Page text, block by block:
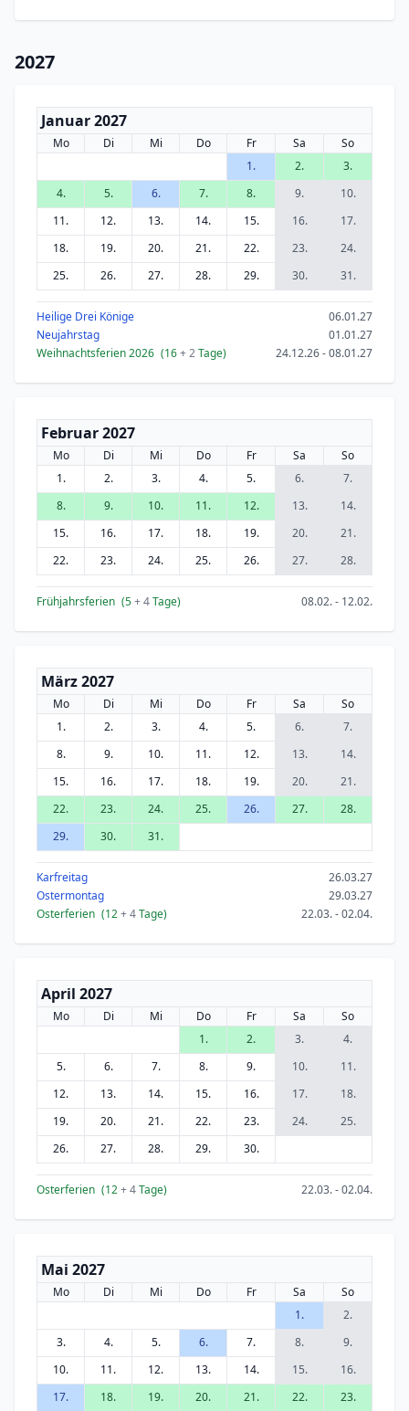
2027
Januar 2027
Mo Di Mi Do Fr Sa
So
1.
2.
3.
4.
5. 6. 7. 8. 9.
10.
11.
12. 13. 14. 15. 16.
17.
18.
19. 20. 21. 22. 23.
24.
25.
26. 27. 28. 29. 30. 31.
Heilige Drei Könige
06.01.27
Neujahrstag
01.01.27
Weihnachtsferien 2026 (16+ 2Tage) 24.12.26 - 08.01.27
Februar 2027
Mo Di Mi Do Fr Sa
So
1.
2. 3. 4. 5. 6.
7.
8.
9. 10. 11. 12. 13.
14.
15.
16. 17. 18. 19. 20.
21.
22.
23. 24. 25. 26. 27. 28.
Frühjahrsferien (5+ 4Tage) 08.02. - 12.02.
März 2027
Mo Di Mi Do Fr Sa
So
1.
2. 3. 4. 5. 6.
7.
8.
9. 10. 11. 12. 13.
14.
15.
16. 17. 18. 19. 20.
21.
22.
23. 24. 25. 26. 27.
28.
29.
30. 31.
Karfreitag
26.03.27
Ostermontag
29.03.27
Osterferien (12+ 4Tage) 22.03. - 02.04.
April 2027
Mo Di Mi Do Fr Sa
So
1.
2. 3.
4.
5.
6. 7. 8. 9. 10.
11.
12.
13. 14. 15. 16. 17.
18.
19.
20. 21. 22. 23. 24.
25.
26.
27. 28. 29. 30.
Osterferien (12+ 4Tage) 22.03. - 02.04.
Mai 2027
Mo Di Mi Do Fr Sa
So
1.
2.
3.
4. 5. 6. 7. 8.
9.
10.
11. 12. 13. 14. 15.
16.
17.
18. 19. 20. 21. 22. 23.